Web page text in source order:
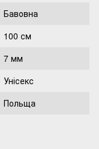
Бавовна
100 см
7 мм
Унісекс
Польща